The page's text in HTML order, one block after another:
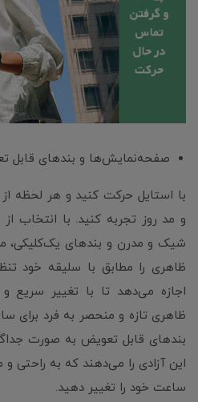
صفحه‌نمایش‌ها و بندهای قابل
با استایل حرکت کنید و هر لحظه
و مد روز تجربه کنید. با انتخاب
شیک و مدرن و بندهای یک‌کلیکی،
ظاهری را مطابق با سلیقه خود
اجازه می‌دهد تا با تغییر سریع
ظاهری تازه و منحصر به فرد برای
بندهای قابل تعویض به صورت
این آزادی را می‌دهند که به راحتی و
ساعت خود را تغییر دهید.